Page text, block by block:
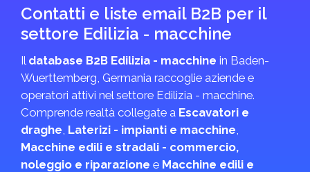
Contatti e liste email B2B per il
settore Edilizia - macchine
Il database B2B Edilizia - macchine in Baden-
Wuerttemberg, Germania raccoglie aziende e
operatori attivi nel settore Edilizia - macchine.
Comprende realtà collegate a Escavatori e
draghe, Laterizi - impianti e macchine,
Macchine edili e stradali - commercio,
noleggio e riparazione e Macchine edili e